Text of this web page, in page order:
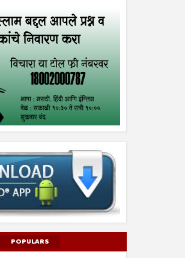
16 Aug
भारतीय लोकशाहीचे भवितव्य
Shodhan
POPULARS